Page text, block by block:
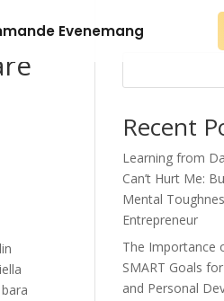
Evenemang
Recent
Learning from
Can’t Hurt Me:
Mental
Entrepreneur
The Importance
SMART Goals
and Personal